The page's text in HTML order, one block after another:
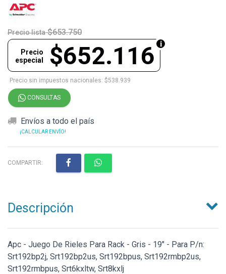
Precio lista $653.750
$652.116
Precio
especial
Precio sin impuestos nacionales: $538.939
CONSULTAS
Envíos a todo el país
¡CALCULAR ENVÍO!
COMPARTIR:
Descripción
Apc - Juego De Rieles Para Rack - Gris - 19" - Para P/n:
Srt192bp2j, Srt192bp2us, Srt192bpus, Srt192rmbp2us,
Srt192rmbpus, Srt6kxltw, Srt8kxlj